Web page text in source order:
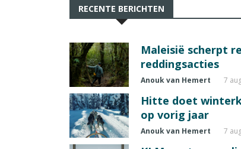
RECENTE BERICHTEN
Maleisië scherpt
reddingsacties
Anouk van Hemert 7
Hitte doet
op vorig jaar
Anouk van Hemert 7